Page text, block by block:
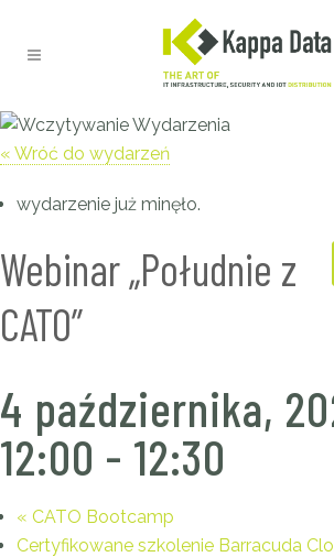
« Wróć do wydarzeń
wydarzenie już minęło.
Webinar „Południe z
CATO”
4 października,
12:00 - 12:30
« CATO Bootcamp
Certyfikowane szkolenie Barracuda